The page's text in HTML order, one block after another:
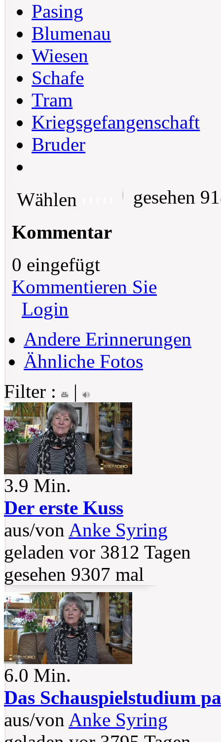
Pasing
Blumenau
Wiesen
Schafe
Tram
Kriegsgefangenschaft
Bruder
Wählen
gesehen
Kommentar
0 eingefügt
Kommentieren Sie
Login
Andere Erinnerungen
Ähnliche Fotos
Filter :
|
3.9 Min.
Der erste Kuss
aus/von Anke Syring
geladen vor 3812 Tagen
gesehen 9307 mal
6.0 Min.
Das Schauspielstudium
aus/von Anke Syring